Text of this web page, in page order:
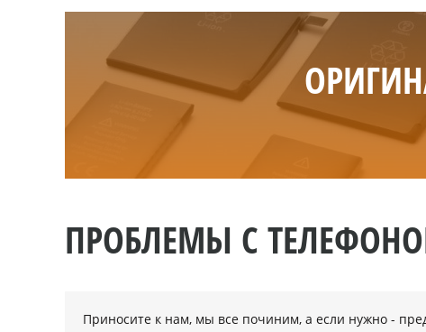
ПРОБЛЕМЫ С
Приносите к нам, мы все починим, а если нужно -